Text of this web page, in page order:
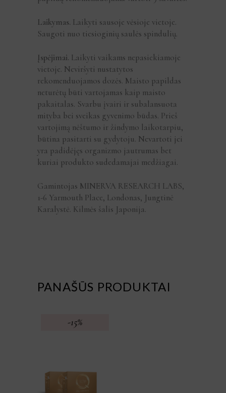
Laikymas. Laikyti sausoje vėsioje vietoje.
Saugoti nuo tiesioginių saulės spindulių.
Įspėjimai. Laikyti vaikams nepasiekiamoje
vietoje. Neviršyti nustatytos
rekomenduojamos dozės. Maisto papildas
neturėtų būti vartojamas kaip maisto
pakaitalas. Svarbu įvairi ir subalansuota
mityba bei sveikas gyvenimo būdas. Prieš
vartojimą nėštumo ir žindymo laikotarpiu,
būtina pasitarti su gydytoju. Nevartoti jei
yra padidėjęs organizmo jautrumas bet
kuriai produkto sudedamajai medžiagai.
Gamintojas MINERVA RESEARCH LABS,
1-6 Yarmouth Place, Londonas, Jungtinė
Karalystė. Kilmės šalis Japonija.
PANAŠŪS PRODUKTAI
-15%